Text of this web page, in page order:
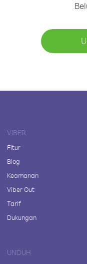
VIBER
Fitur
Blog
Keamanan
Viber Out
Tarif
Dukungan
UNDUH